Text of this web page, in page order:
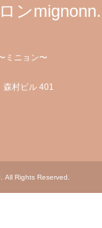
ンmignonn.
ミニョン〜
森村ビル 401
. All Rights Reserved.